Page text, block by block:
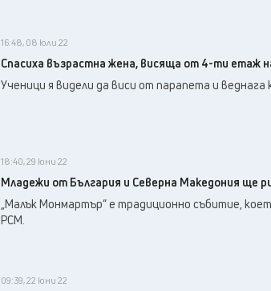
16:48, 08 юли 22
Спасиха възрастна жена, висяща от 4-ти етаж
Ученици я видели да виси от парапета и веднага
18:40, 29 юни 22
Младежи от България и Северна Македония ще
„Малък Монмартър“ е традиционно събитие,
РСМ.
09:39, 22 юни 22